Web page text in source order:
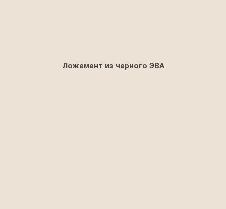
Ложемент из черного ЭВА